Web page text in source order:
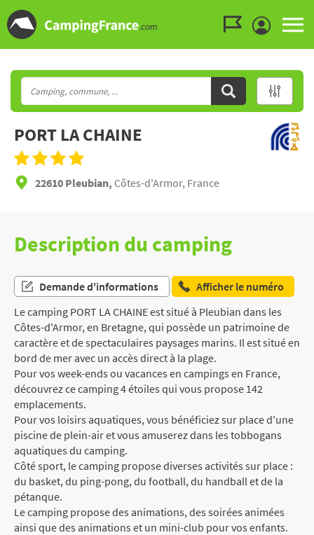
PORT LA CHAINE
22610 Pleubian, Côtes-d'Armor, France
Description du camping
Demande d'informations
Afficher le numéro
Le camping PORT LA CHAINE est situé à Pleubian dans les
Côtes-d'Armor, en Bretagne, qui possède un patrimoine de
caractère et de spectaculaires paysages marins. Il est situé en
bord de mer avec un accès direct à la plage.
Pour vos week-ends ou vacances en campings en France,
découvrez ce camping 4 étoiles qui vous propose 142
emplacements.
Pour vos loisirs aquatiques, vous bénéficiez sur place d'une
piscine de plein-air et vous amuserez dans les tobbogans
aquatiques du camping.
Côté sport, le camping propose diverses activités sur place :
du basket, du ping-pong, du football, du handball et de la
pétanque.
Le camping propose des animations, des soirées animées
ainsi que des animations et un mini-club pour vos enfants.